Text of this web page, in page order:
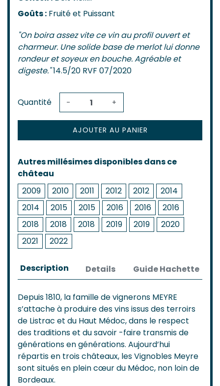
Goûts : Fruité et Puissant
"On boira assez vite ce vin au profil ouvert et
charmeur. Une solide base de merlot lui donne
rondeur et soyeux en bouche. Agréable et
digeste."14.5/20 RVF 07/2020
Quantité - +
AJOUTER AU PANIER
Autres millésimes disponibles dans ce
château
2009
2010 2011 2012 2012
2014
2014
2015 2015 2016 2016
2016
2018
2018 2018 2019 2019
2020
2021
2022
Description Details Guide Hachette
Depuis 1810, la famille de vignerons MEYRE
s’attache à produire des vins issus des terroirs
de Listrac et du Haut Médoc, dans le respect
des traditions et du savoir -faire transmis de
générations en générations. Aujourd’hui
répartis en trois châteaux, les Vignobles Meyre
sont situés en plein cœur du Médoc, non loin de
Bordeaux.